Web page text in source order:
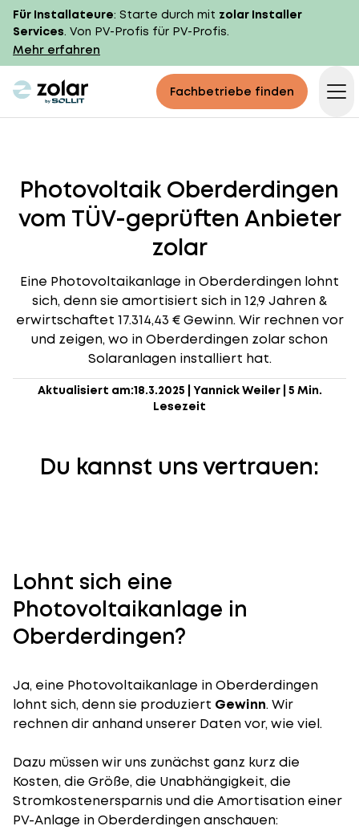
Für Installateure: Starte durch mit zolar Installer
Services. Von PV-Profis für PV-Profis.
Mehr erfahren
zolar logo Fachbetriebe finden
Photovoltaik Oberderdingen
vom TÜV-geprüften Anbieter
zolar
Eine Photovoltaikanlage in Oberderdingen lohnt
sich, denn sie amortisiert sich in 12,9 Jahren &
erwirtschaftet 17.314,43 € Gewinn. Wir rechnen vor
und zeigen, wo in Oberderdingen zolar schon
Solaranlagen installiert hat.
Aktualisiert am:18.3.2025 Yannick Weiler| 5 Min.
Lesezeit
Du kannst uns vertrauen:
Lohnt sich eine
Photovoltaikanlage in
Oberderdingen?
Ja, eine Photovoltaikanlage in Oberderdingen
lohnt sich, denn sie produziert Gewinn. Wir
rechnen dir anhand unserer Daten vor, wie viel.
Dazu müssen wir uns zunächst ganz kurz die
Kosten, die Größe, die Unabhängigkeit, die
Stromkostenersparnis und die Amortisation einer
PV-Anlage in Oberderdingen anschauen: